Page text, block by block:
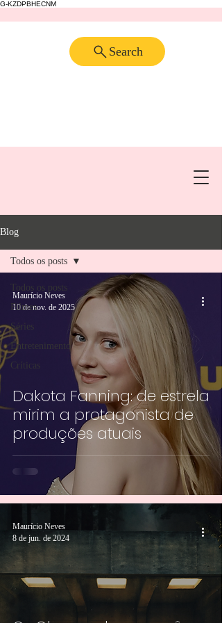
G-KZDPBHECNM
Search
Blog
Todos os posts
Filmes
Séries
Entretenimento
Críticas
Todos os posts
Dakota Fanning: de estrela
mirim a protagonista de
produções atuais
Maurício Neves
10 de nov. de 2025
Maurício Neves
8 de jun. de 2024